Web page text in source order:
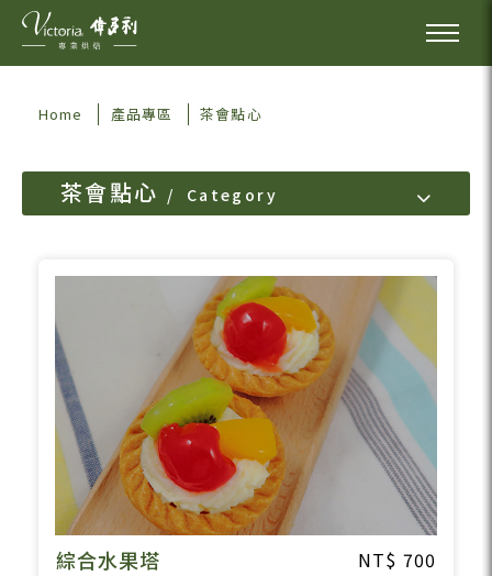
Home 產品專區 茶會點心
茶會點心 Category
綜合水果塔 700